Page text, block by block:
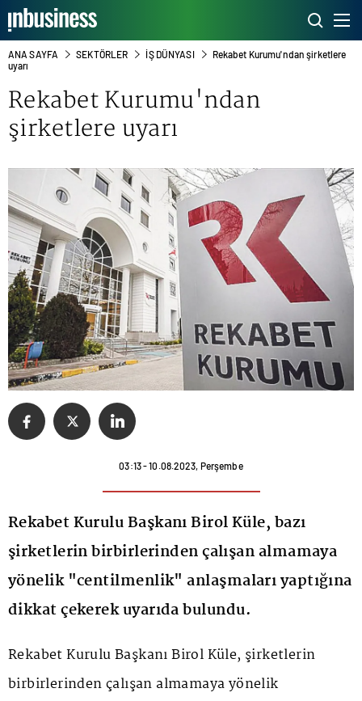
ANA SAYFA SEKTÖRLER İŞ DÜNYASI
Rekabet Kurumu'ndan şirketlere
uyarı
Rekabet Kurumu'ndan
şirketlere uyarı
03:13 - 10.08.2023, Perşembe
Rekabet Kurulu Başkanı Birol Küle, bazı
şirketlerin birbirlerinden çalışan almamaya
yönelik "centilmenlik" anlaşmaları yaptığına
dikkat çekerek uyarıda bulundu.
Rekabet Kurulu Başkanı Birol Küle, şirketlerin
birbirlerinden çalışan almamaya yönelik